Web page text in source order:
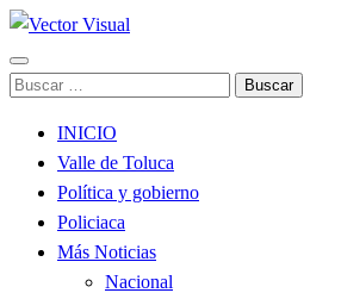
Vector Visual
Noticias y Producción Audiovisual
Buscar:
INICIO
Valle de Toluca
Política y gobierno
Policiaca
Más Noticias
Nacional